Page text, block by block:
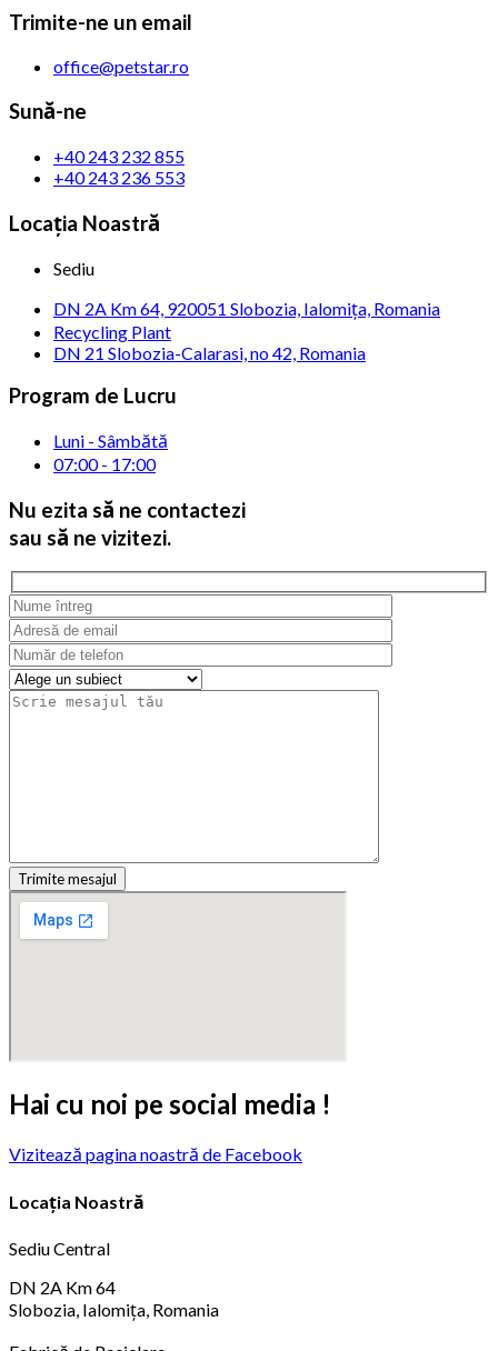
Trimite-ne un email
office@petstar.ro
Sună-ne
+40 243 232 855
+40 243 236 553
Locația Noastră
Sediu
DN 2A Km 64, 920051 Slobozia, Ialomița, Romania
Recycling Plant
DN 21 Slobozia-Calarasi, no 42, Romania
Program de Lucru
Luni - Sâmbătă
07:00 - 17:00
Nu ezita să ne contactezi
sau să ne vizitezi.
Trimite mesajul
Hai cu noi pe social media !
Vizitează pagina noastră de Facebook
Locația Noastră
Sediu Central
DN 2A Km 64
Slobozia, Ialomița, Romania